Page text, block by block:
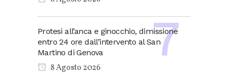
Protesi all’anca e ginocchio, dimissione
entro 24 ore dall’intervento al San
Martino di Genova
8 Agosto 2026